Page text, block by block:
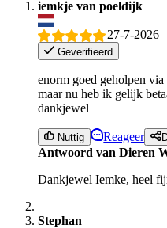
iemkje van poeldijk
27-7-2026
Geverifieerd
enorm goed geholpen
maar nu heb ik gelijk
dankjewel
Nuttig Reageer
Antwoord van Dieren
Dankjewel Iemke, heel
Stephan